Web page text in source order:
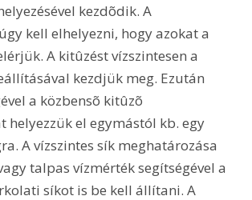
kezdõdik. A
kell elhelyezni, hogy azokat a
A kitûzést vízszintesen a
kezdjük meg. Ezután
a közbensõ kitûzõ
helyezzük el egymástól kb. egy
A vízszintes sík meghatározása
talpas vízmérték segítségével a
síkot is be kell állítani. A